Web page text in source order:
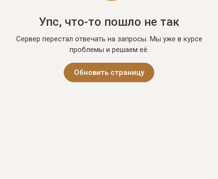
Упс, что-то пошло не так
Сервер перестал отвечать на запросы. Мы уже в курсе
проблемы и решаем её.
Обновить страницу